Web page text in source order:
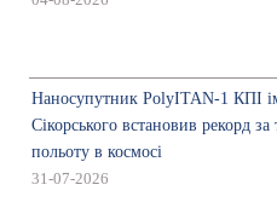
Наносупутник PolyITAN-1 КПІ
Сікорського встановив рекорд за
польоту в космосі
31-07-2026